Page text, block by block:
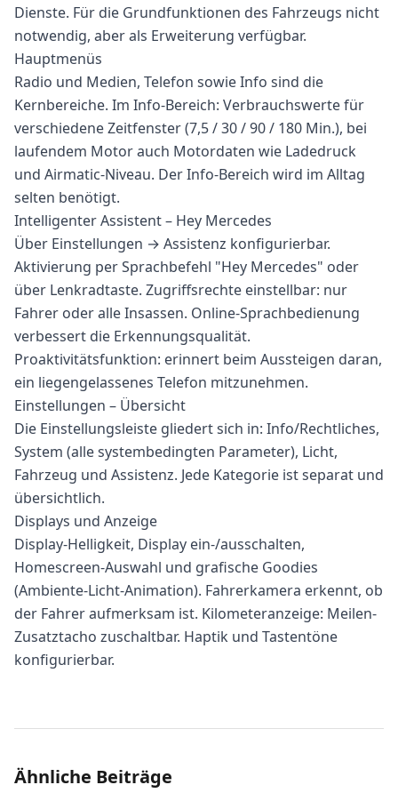
Dienste. Für die Grundfunktionen des Fahrzeugs nicht
notwendig, aber als Erweiterung verfügbar.
Hauptmenüs
Radio und Medien, Telefon sowie Info sind die
Kernbereiche. Im Info-Bereich: Verbrauchswerte für
verschiedene Zeitfenster (7,5 / 30 / 90 / 180 Min.), bei
laufendem Motor auch Motordaten wie Ladedruck
und Airmatic-Niveau. Der Info-Bereich wird im Alltag
selten benötigt.
Intelligenter Assistent – Hey Mercedes
Über Einstellungen → Assistenz konfigurierbar.
Aktivierung per Sprachbefehl "Hey Mercedes" oder
über Lenkradtaste. Zugriffsrechte einstellbar: nur
Fahrer oder alle Insassen. Online-Sprachbedienung
verbessert die Erkennungsqualität.
Proaktivitätsfunktion: erinnert beim Aussteigen daran,
ein liegengelassenes Telefon mitzunehmen.
Einstellungen – Übersicht
Die Einstellungsleiste gliedert sich in: Info/Rechtliches,
System (alle systembedingten Parameter), Licht,
Fahrzeug und Assistenz. Jede Kategorie ist separat und
übersichtlich.
Displays und Anzeige
Display-Helligkeit, Display ein-/ausschalten,
Homescreen-Auswahl und grafische Goodies
(Ambiente-Licht-Animation). Fahrerkamera erkennt, ob
der Fahrer aufmerksam ist. Kilometeranzeige: Meilen-
Zusatztacho zuschaltbar. Haptik und Tastentöne
konfigurierbar.
Ähnliche Beiträge